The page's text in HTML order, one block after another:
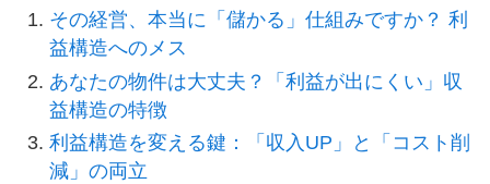
その経営、本当に「儲かる」仕組みですか？ 利
益構造へのメス
あなたの物件は大丈夫？「利益が出にくい」収
益構造の特徴
利益構造を変える鍵：「収入UP」と「コスト削
減」の両立